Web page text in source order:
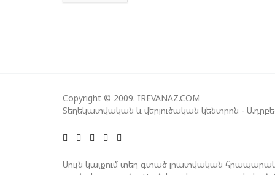
Copyright © 2009. IREVANAZ.COM
Տեղեկատվական և վերլուծական կենտրոն -
Սույն կայքում տեղ գտած լրատվական